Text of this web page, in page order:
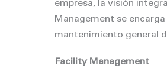
empresa, la visión
Management se
mantenimiento general
Facility Management